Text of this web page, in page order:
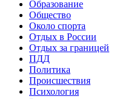
Образование
Общество
Около спорта
Отдых в России
Отдых за границей
ПДД
Политика
Происшествия
Психология